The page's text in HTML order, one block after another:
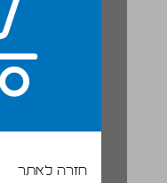
חזרה לאתר